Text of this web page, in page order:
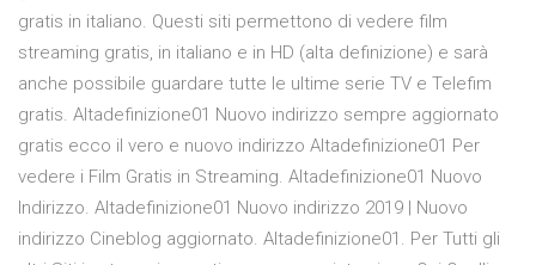
gratis in italiano. Questi siti permettono di vedere film
streaming gratis, in italiano e in HD (alta definizione) e sarà
anche possibile guardare tutte le ultime serie TV e Telefim
gratis. Altadefinizione01 Nuovo indirizzo sempre aggiornato
gratis ecco il vero e nuovo indirizzo Altadefinizione01 Per
vedere i Film Gratis in Streaming. Altadefinizione01 Nuovo
Indirizzo. Altadefinizione01 Nuovo indirizzo 2019 | Nuovo
indirizzo Cineblog aggiornato. Altadefinizione01. Per Tutti gli